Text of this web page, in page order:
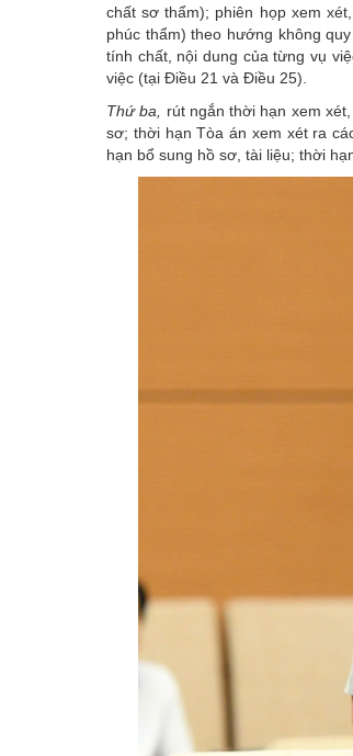
chất sơ thẩm); phiên họp xem
phúc thẩm) theo hướng không
tính chất, nội dung của từng vụ
việc (tại Điều 21 và Điều 25).
Thứ ba,
rút ngắn thời hạn xem
sơ; thời hạn Tòa án xem xét ra
hạn bổ sung hồ sơ, tài liệu; thời